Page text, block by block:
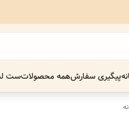
پیگیری سفارشهمه محصولاتست